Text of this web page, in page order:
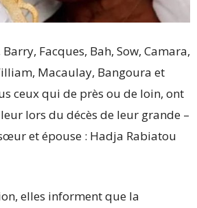
Facques, Bah, Sow, Camara,
Macaulay, Bangoura et
ceux qui de près ou de loin, ont
lors du décès de leur grande –
et épouse : Hadja Rabiatou
elles informent que la